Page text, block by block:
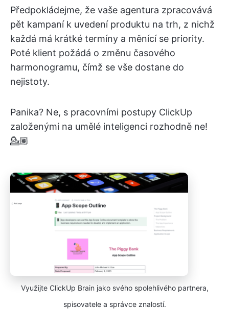
Předpokládejme, že vaše agentura zpracovává
pět kampaní k uvedení produktu na trh, z nichž
každá má krátké termíny a měnící se priority.
Poté klient požádá o změnu časového
harmonogramu, čímž se vše dostane do
nejistoty.
Panika? Ne, s pracovními postupy ClickUp
založenými na umělé inteligenci rozhodně ne!
💁🏽
Využijte ClickUp Brain jako svého spolehlivého partnera,
spisovatele a správce znalostí.